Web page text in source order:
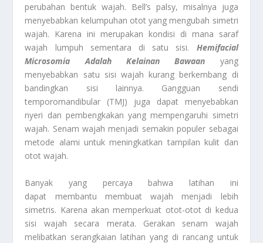
perubahan bentuk wajah. Bell’s palsy, misalnya juga
menyebabkan kelumpuhan otot yang mengubah simetri
wajah. Karena ini merupakan kondisi di mana saraf
wajah lumpuh sementara di satu sisi. Hemifacial
Microsomia Adalah Kelainan Bawaan yang
menyebabkan satu sisi wajah kurang berkembang di
bandingkan sisi lainnya. Gangguan sendi
temporomandibular (TMJ) juga dapat menyebabkan
nyeri dan pembengkakan yang mempengaruhi simetri
wajah. Senam wajah menjadi semakin populer sebagai
metode alami untuk meningkatkan tampilan kulit dan
otot wajah.
Banyak yang percaya bahwa latihan ini
dapat membantu membuat wajah menjadi lebih
simetris. Karena akan memperkuat otot-otot di kedua
sisi wajah secara merata. Gerakan senam wajah
melibatkan serangkaian latihan yang di rancang untuk